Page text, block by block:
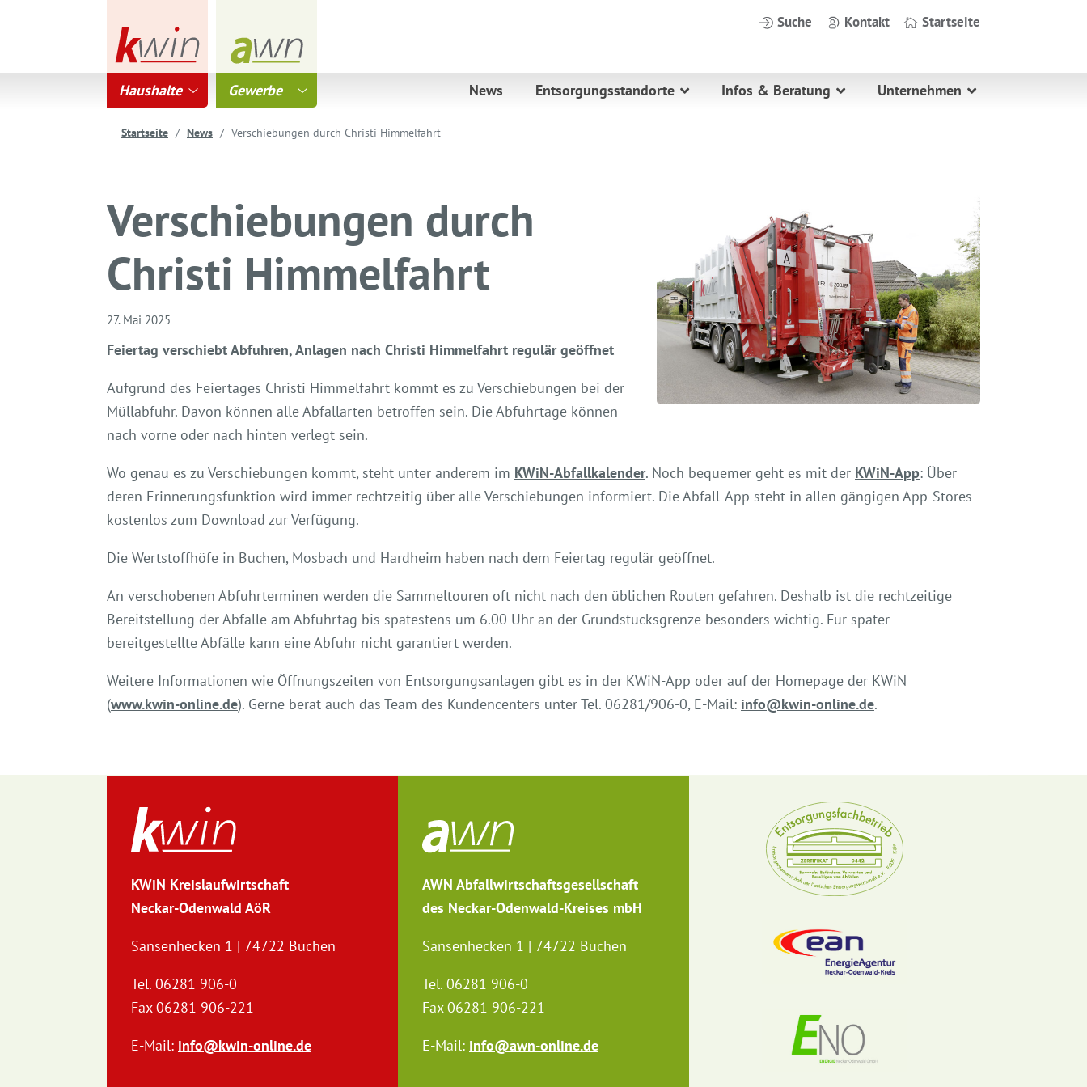
Haushalte Gewerbe
Suche Kontakt Startseite
News Entsorgungsstandorte Infos & Beratung Unternehmen
Startseite News Verschiebungen durch Christi Himmelfahrt
Verschiebungen durch
Christi Himmelfahrt
27. Mai 2025
Feiertag verschiebt Abfuhren, Anlagen nach Christi Himmelfahrt regulär geöffnet
Aufgrund des Feiertages Christi Himmelfahrt kommt es zu Verschiebungen bei der
Müllabfuhr. Davon können alle Abfallarten betroffen sein. Die Abfuhrtage können
nach vorne oder nach hinten verlegt sein.
Wo genau es zu Verschiebungen kommt, steht unter anderem im KWiN-Abfallkalender. Noch bequemer geht es mit der KWiN-App: Über
deren Erinnerungsfunktion wird immer rechtzeitig über alle Verschiebungen informiert. Die Abfall-App steht in allen gängigen App-Stores
kostenlos zum Download zur Verfügung.
Die Wertstoffhöfe in Buchen, Mosbach und Hardheim haben nach dem Feiertag regulär geöffnet.
An verschobenen Abfuhrterminen werden die Sammeltouren oft nicht nach den üblichen Routen gefahren. Deshalb ist die rechtzeitige
Bereitstellung der Abfälle am Abfuhrtag bis spätestens um 6.00 Uhr an der Grundstücksgrenze besonders wichtig. Für später
bereitgestellte Abfälle kann eine Abfuhr nicht garantiert werden.
Weitere Informationen wie Öffnungszeiten von Entsorgungsanlagen gibt es in der KWiN-App oder auf der Homepage der KWiN
(www.kwin-online.de). Gerne berät auch das Team des Kundencenters unter Tel. 06281/906-0, E-Mail: info@kwin-online.de.
KWiN Kreislaufwirtschaft
Neckar-Odenwald AöR
Sansenhecken 1 | 74722 Buchen
Tel. 06281 906-0
Fax 06281 906-221
E-Mail: info@kwin-online.de
AWN Abfallwirtschaftsgesellschaft
des Neckar-Odenwald-Kreises mbH
Sansenhecken 1 | 74722 Buchen
Tel. 06281 906-0
Fax 06281 906-221
E-Mail: info@awn-online.de